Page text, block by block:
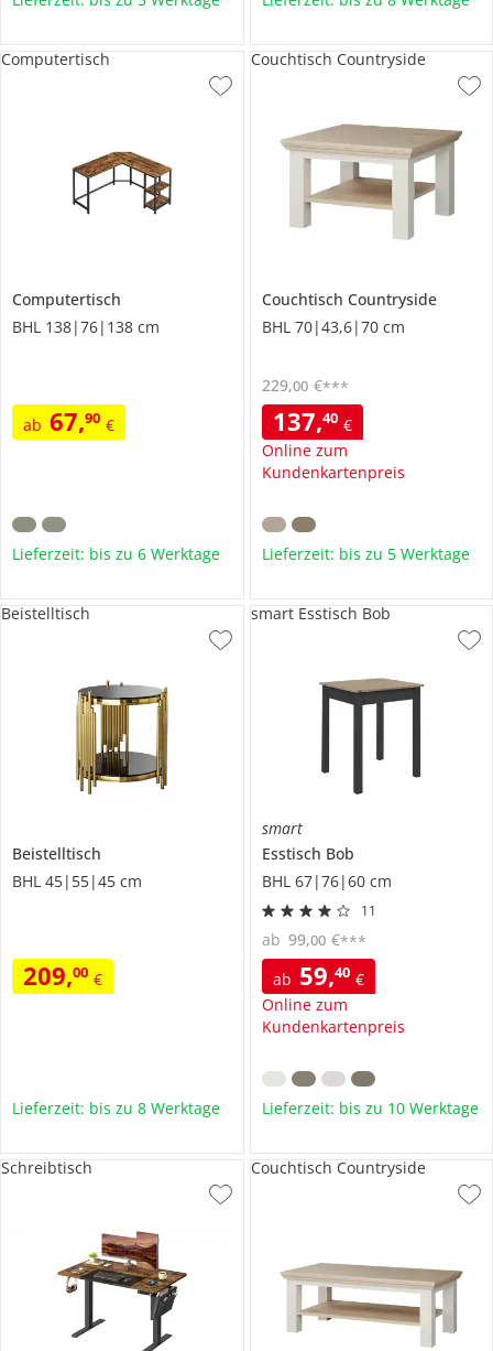
Computertisch
BHL 138|76|138 cm
ab 67,90 €
Computertisch
Lieferzeit: bis zu 6 Werktage
Couchtisch Countryside
BHL 70|43,6|70 cm
137,40 €
Online zum
Kundenkartenpreis
229,00 €***
Couchtisch Countryside
Lieferzeit: bis zu 5 Werktage
Beistelltisch
BHL 45|55|45 cm
209,00 €
Beistelltisch
Lieferzeit: bis zu 8 Werktage
smart
Esstisch Bob
BHL 67|76|60 cm
11
ab 59,40 €
Online zum
Kundenkartenpreis
ab 99,00 €***
smart Esstisch Bob
Lieferzeit: bis zu 10 Werktage
Schreibtisch Couchtisch Countryside